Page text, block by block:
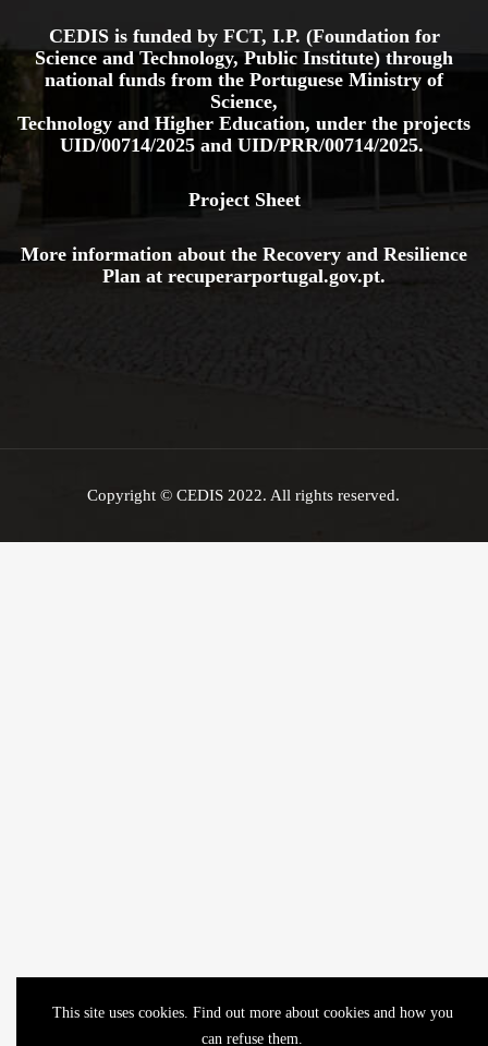
CEDIS is funded by FCT, I.P. (Foundation for
Science and Technology, Public Institute) through
national funds from the Portuguese Ministry of
Science,
Technology and Higher Education, under the projects
UID/00714/2025 and UID/PRR/00714/2025.
Project Sheet
More information about the Recovery and Resilience
Plan at recuperarportugal.gov.pt.
Copyright © CEDIS 2022. All rights reserved.
This site uses cookies. Find out more about cookies and how you
can refuse them.